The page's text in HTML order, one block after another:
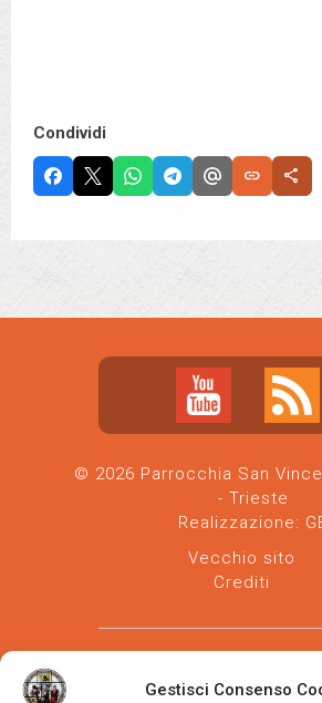
Gestisci Consenso
Condividi
link share
© 2026 Parrocchia San
- Trieste
Realizzazione:
Vecchio sito
Crediti